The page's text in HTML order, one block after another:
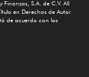
S.A. de C.V. All
en Derechos de Autor
de acuerdo con los